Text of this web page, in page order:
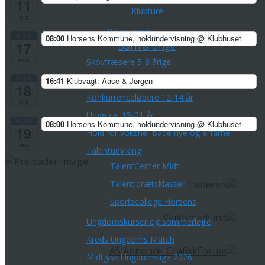
Klubture
Veteranerne
Børn & Unge
Skovfræsere 5-8 årige
Stifindere 9-11 år
Konkurrenceløbere 12-14 år
Unge ca. 15-21 år
Hold for voksne -både nye og erfarne
Talentudviking
TalentCenter Midt
Talentidrætsklasser
Sportscollege Horsens
Ungdomskurser og sommerlejre
Kreds Ungdoms Match
Midtjysk Ungdomsliga 2026
08:00 Horsens Kommune, holdundervisning @ Klubhuset
16:41 Klubvagt: Aase & Jørgen
08:00 Horsens Kommune, holdundervisning @ Klubhuset